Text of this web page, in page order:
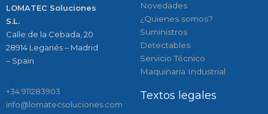
LOMATEC Soluciones
S.L.
Calle de la Cebada, 20
28914 Leganés – Madrid
– Spain
+34 911283903
info@lomatecsoluciones.com
Novedades
¿Quienes somos?
Suministros
Detectables
Servicio Técnico
Maquinaria Industrial
Textos legales